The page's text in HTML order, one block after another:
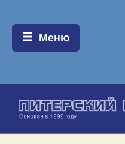
Меню:
Меню